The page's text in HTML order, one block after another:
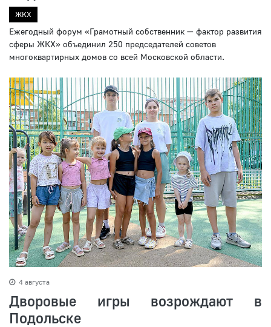
ЖКХ
Ежегодный форум «Грамотный собственник — фактор развития
сферы ЖКХ» объединил 250 председателей советов
многоквартирных домов со всей Московской области.
4 августа
Дворовые игры возрождают в
Подольске